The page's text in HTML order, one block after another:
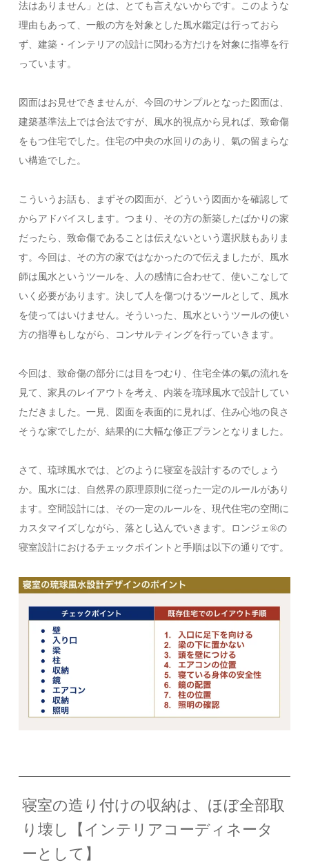
法はありません」とは、とても言えないからです。このような
理由もあって、一般の方を対象とした風水鑑定は行っておら
ず、建築・インテリアの設計に関わる方だけを対象に指導を行
っています。
図面はお見せできませんが、今回のサンプルとなった図面は、
建築基準法上では合法ですが、風水的視点から見れば、致命傷
をもつ住宅でした。住宅の中央の水回りのあり、氣の留まらな
い構造でした。
こういうお話も、まずその図面が、どういう図面かを確認して
からアドバイスします。つまり、その方の新築したばかりの家
だったら、致命傷であることは伝えないという選択肢もありま
す。今回は、その方の家ではなかったので伝えましたが、風水
師は風水というツールを、人の感情に合わせて、使いこなして
いく必要があります。決して人を傷つけるツールとして、風水
を使ってはいけません。そういった、風水というツールの使い
方の指導もしながら、コンサルティングを行っていきます。
今回は、致命傷の部分には目をつむり、住宅全体の氣の流れを
見て、家具のレイアウトを考え、内装を琉球風水で設計してい
ただきました。一見、図面を表面的に見れば、住み心地の良さ
そうな家でしたが、結果的に大幅な修正プランとなりました。
さて、琉球風水では、どのように寝室を設計するのでしょう
か。風水には、自然界の原理原則に従った一定のルールがあり
ます。空間設計には、その一定のルールを、現代住宅の空間に
カスタマイズしながら、落とし込んでいきます。ロンジェ®️の
寝室設計におけるチェックポイントと手順は以下の通りです。
寝室の造り付けの収納は、ほぼ全部取
り壊し【インテリアコーディネータ
ーとして】